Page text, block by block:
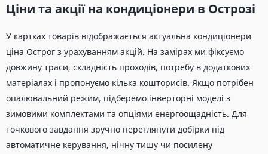
Ціни та акції на кондиціонери в Острозі
У картках товарів відображається актуальна кондиціонери
ціна Острог з урахуванням акцій. На замірах ми фіксуємо
довжину траси, складність проходів, потребу в додаткових
матеріалах і пропонуємо кілька кошторисів. Якщо потрібен
опалювальний режим, підберемо інверторні моделі з
зимовими комплектами та опціями енергоощадність. Для
точкового завдання зручно переглянути добірки під
автоматичне керування, нічну тишу чи посилену